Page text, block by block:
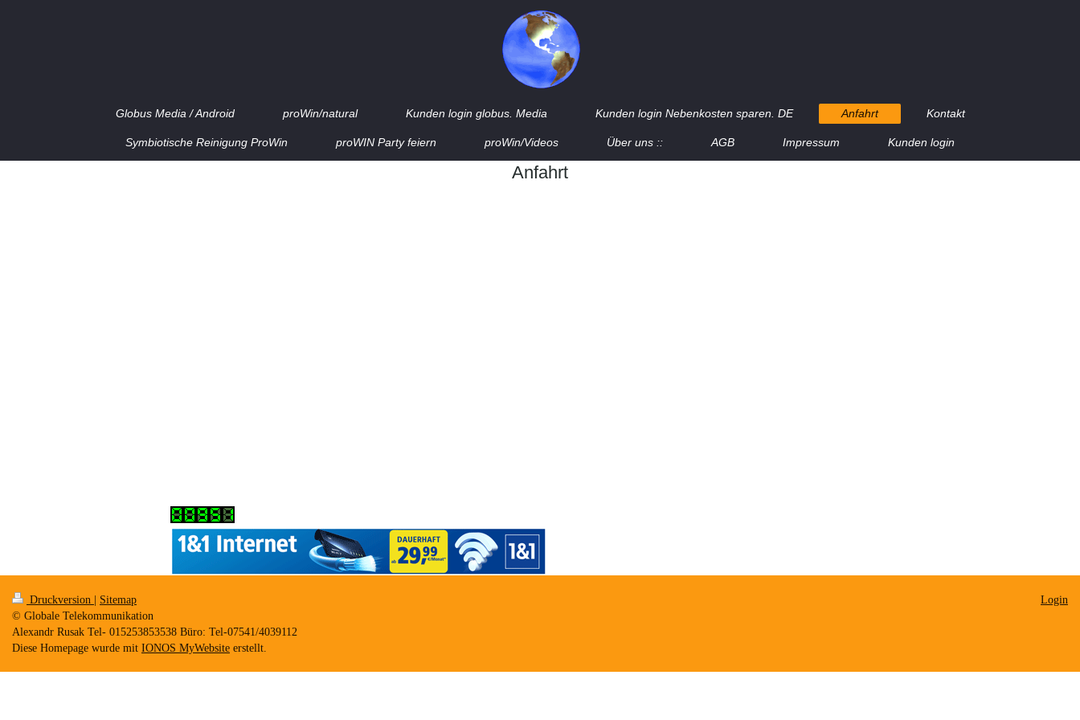
Globus Media / Android proWin/natural Kunden login globus. Media Kunden login Nebenkosten sparen. DE Anfahrt Kontakt
Symbiotische Reinigung ProWin proWIN Party feiern proWin/Videos Über uns :: AGB Impressum Kunden login
Anfahrt
Druckversion | Sitemap
© Globale Telekommunikation
Alexandr Rusak Tel- 015253853538 Büro: Tel-07541/4039112
Diese Homepage wurde mit IONOS MyWebsite erstellt.
Login